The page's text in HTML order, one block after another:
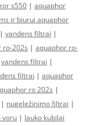
s550 | aquaphor
ir biurui aquaphor
| vandens filtrai |
ro-202s | aquaphor ro-
vandens filtrai |
filtrai | aquaphor
ro 202s |
| nugeležinimo filtrai |
voru | lauko kubilai